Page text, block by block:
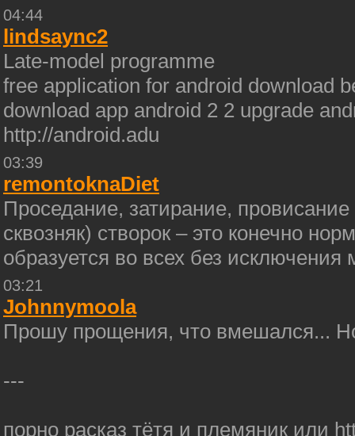
04:44
lindsaync2
Late-model programme
free application for android download
download app android 2 2 upgrade
http://android.adu
03:39
remontoknaDiet
Проседание, затирание,
сквозняк) створок – это конечно
образуется во всех без исключения
03:21
Johnnymoola
Прошу прощения, что вмешался...
---
порно расказ тётя и племяник или